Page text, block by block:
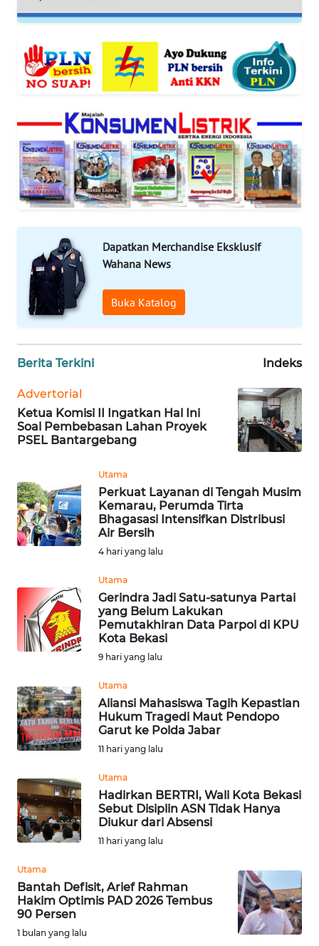
Dapatkan Merchandise Eksklusif
Wahana News
Buka Katalog
Berita Terkini Indeks
Advertorial
Ketua Komisi II Ingatkan Hal Ini
Soal Pembebasan Lahan Proyek
PSEL Bantargebang
Utama
Perkuat Layanan di Tengah Musim
Kemarau, Perumda Tirta
Bhagasasi Intensifkan Distribusi
Air Bersih
4 hari yang lalu
Utama
Gerindra Jadi Satu-satunya Partai
yang Belum Lakukan
Pemutakhiran Data Parpol di KPU
Kota Bekasi
9 hari yang lalu
Utama
Aliansi Mahasiswa Tagih Kepastian
Hukum Tragedi Maut Pendopo
Garut ke Polda Jabar
11 hari yang lalu
Utama
Hadirkan BERTRI, Wali Kota Bekasi
Sebut Disiplin ASN Tidak Hanya
Diukur dari Absensi
11 hari yang lalu
Utama
Bantah Defisit, Arief Rahman
Hakim Optimis PAD 2026 Tembus
90 Persen
1 bulan yang lalu
KARIR
DISCLAIMER
Wahana
WN
SUMUT
WN
WN
JABAR
WN
BANTEN
WN
WN
KEPRI
PAPUA
WN
PAPUA
WN
RIAU
WN
WN
JAMBI
WN
WN
NTB
SULTENG
WN